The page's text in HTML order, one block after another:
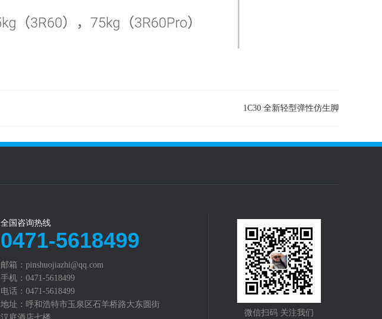
1C30 全新轻型弹性仿生脚
全国咨询热线
0471-5618499
邮箱：pinshuojiazhi@qq.com‬
手机：0471-5618499
电话：0471-5618499
地址：呼和浩特市玉泉区石羊桥路大东圆街
微信扫码 关注我们